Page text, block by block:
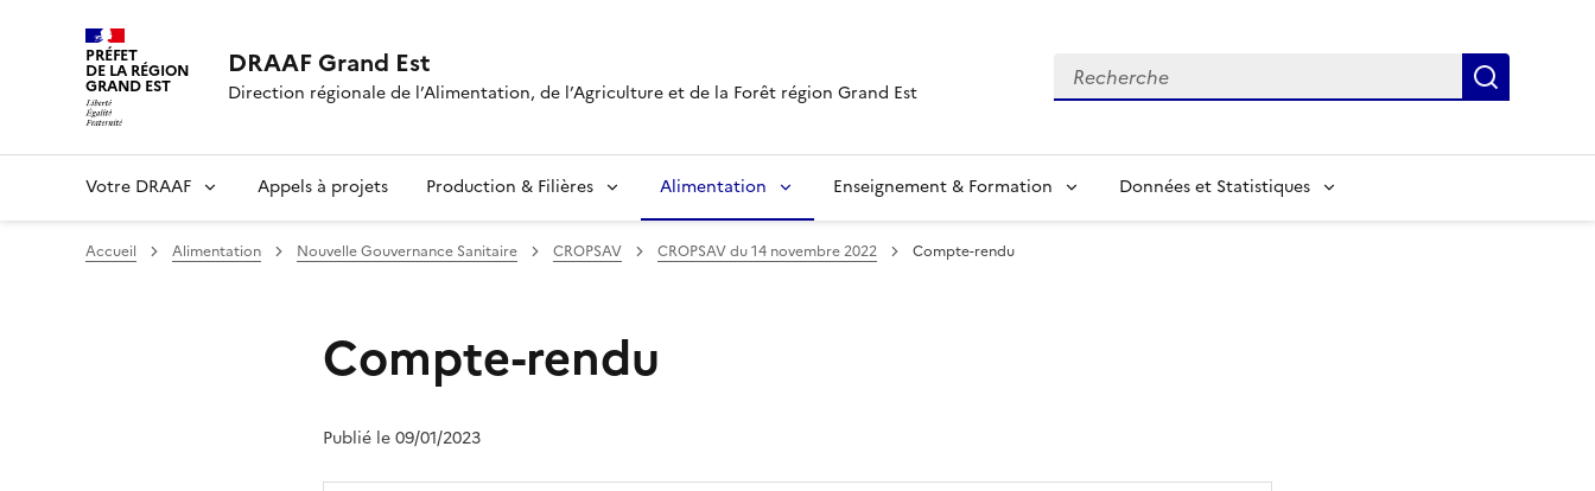
PRÉFET
DE LA RÉGION
GRAND EST
DRAAF Grand Est
Direction régionale de l’Alimentation, de l’Agriculture et de la Forêt région Grand Est
Recherche
Votre DRAAF Appels à projets Production & Filières Alimentation Enseignement & Formation Données et Statistiques
Accueil Alimentation Nouvelle Gouvernance Sanitaire CROPSAV CROPSAV du 14 novembre 2022 Compte-rendu
Compte-rendu
Publié le 09/01/2023